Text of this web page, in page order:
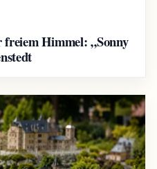
Himmel: „Sonny